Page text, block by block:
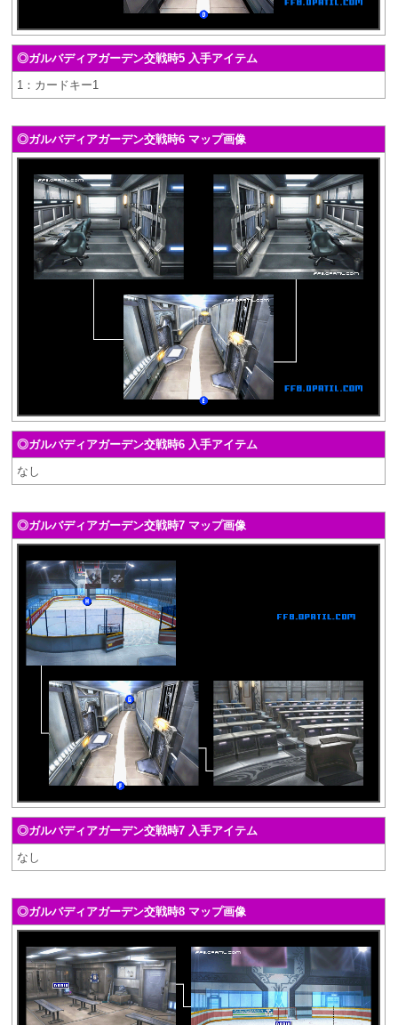
◎ガルバディアガーデン交戦時5 入手アイテム
1：カードキー1
◎ガルバディアガーデン交戦時6 マップ画像
◎ガルバディアガーデン交戦時6 入手アイテム
なし
◎ガルバディアガーデン交戦時7 マップ画像
◎ガルバディアガーデン交戦時7 入手アイテム
なし
◎ガルバディアガーデン交戦時8 マップ画像